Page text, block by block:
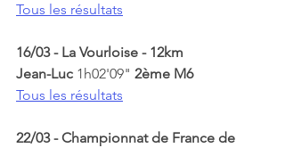
Tous les résultats
16/03 - La Vourloise - 12km
Jean-Luc 1h02'09" 2ème M6
Tous les résultats
22/03 - Championnat de France de